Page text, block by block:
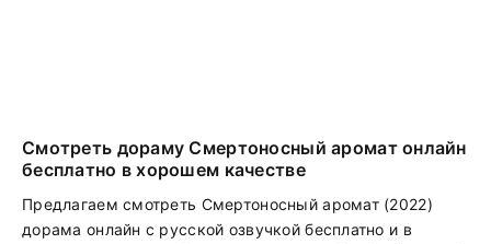
Смотреть дораму Смертоносный аромат онлайн
бесплатно в хорошем качестве
Предлагаем смотреть Смертоносный аромат (2022)
дорама онлайн с русской озвучкой бесплатно и в